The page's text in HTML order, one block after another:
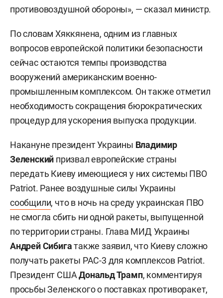
противовоздушной обороны», — сказал министр.
По словам Хяккянена, одним из главных
вопросов европейской политики безопасности
сейчас остаются темпы производства
вооружений американским военно-
промышленным комплексом. Он также отметил
необходимость сокращения бюрократических
процедур для ускорения выпуска продукции.
Накануне президент Украины Владимир
Зеленский призвал европейские страны
передать Киеву имеющиеся у них системы ПВО
Patriot. Ранее воздушные силы Украины
сообщили, что в ночь на среду украинская ПВО
не смогла сбить ни одной ракеты, выпущенной
по территории страны. Глава МИД Украины
Андрей Сибигатакже заявил, что Киеву сложно
получать ракеты PAC-3 для комплексов Patriot.
Президент СШАДональд Трамп, комментируя
просьбы Зеленского о поставках противоракет,